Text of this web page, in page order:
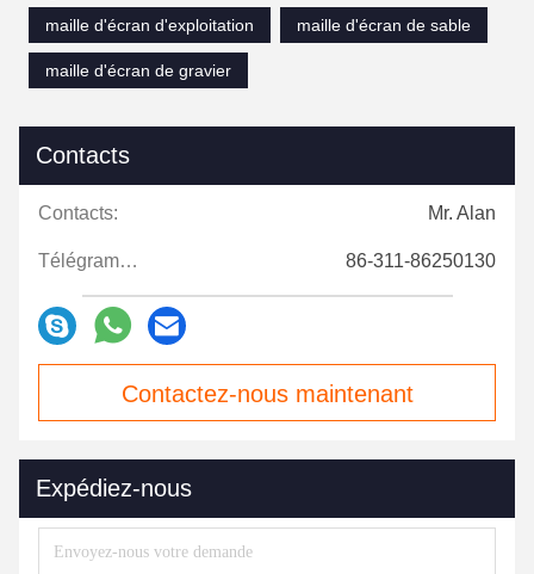
maille d'écran d'exploitation
maille d'écran de sable
maille d'écran de gravier
Contacts
Contacts: Mr. Alan
Télégramme: 86-311-86250130
Contactez-nous maintenant
Expédiez-nous